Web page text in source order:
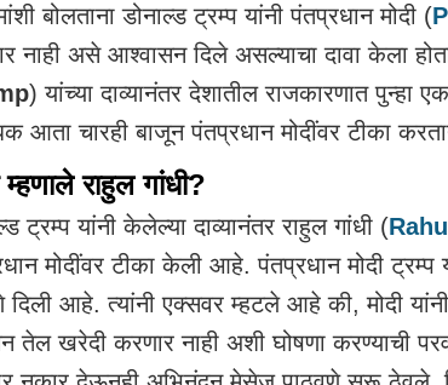
बोलताना डोनाल्ड ट्रम्प यांनी पंतप्रधान मोदी (
नाही असे आश्वासन दिले असल्याचा दावा केला
) यांच्या दाव्यानंतर देशातील राजकारणात
आता चारही बाजून पंतप्रधान मोदींवर टीका
राहुल गांधी?
ट्रम्प यांनी केलेल्या दाव्यानंतर राहुल गांधी (
मोदींवर टीका केली आहे. पंतप्रधान मोदी ट्रम्प
दिली आहे. त्यांनी एक्सवर म्हटले आहे की, मोदी
तेल खरेदी करणार नाही अशी घोषणा करण्याची